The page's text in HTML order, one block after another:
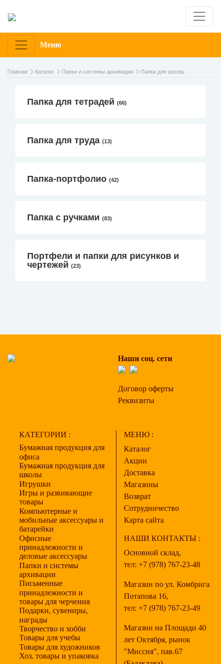
Меню
Главная Каталог Папки и системы архивации Папки для школы
Папка для тетрадей (66)
Папка для труда (13)
Папка-портфолио (42)
Папка с ручками (83)
Портфели и папки для рисунков и
чертежей (23)
Наши соц. сети
Договор оферты
Реквизиты
КАТЕГОРИИ :
Бумажная продукция для
офиса
Бумажная продукция для
школы
Игрушки
Игры и развивающие
товары
Компьютерные и
мобильные аксессуары и
батарейки
Офисные
принадлежности и
деловые аксессуары
Папки и системы
архивации
Письменные
принадлежности и
товары для черчения
Подарки, сувениры,
награды
Творчество и хобби
Товары для учебы
Товары для художников
Хоз. товары и упаковка
МЕНЮ :
Каталог
Акции
Доставка
Магазины
Возврат
Сотрудничество
Карта сайта
НАШИ КОНТАКТЫ :
Основной склад,
тел: +7 (978) 767-23-48
Магазин по ул. Комбрига
Потапова 16,
тел: +7 (978) 767-23-49
Магазин на Площади 40
лет Октября, рынок
"Миссия", пав.67